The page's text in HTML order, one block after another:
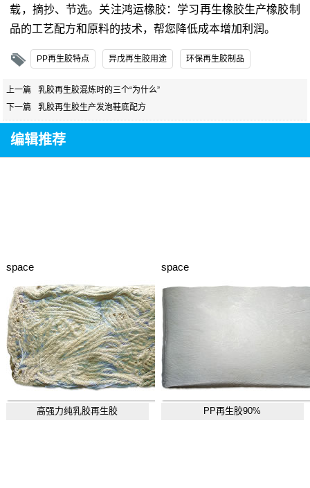
载，摘抄、节选。关注鸿运橡胶：学习再生橡胶生产橡胶制
品的工艺配方和原料的技术，帮您降低成本增加利润。
PP再生胶特点 异戊再生胶用途 环保再生胶制品
上一篇
乳胶再生胶混炼时的三个“为什么”
下一篇
乳胶再生胶生产发泡鞋底配方
编辑推荐
space
高强力纯乳胶再生胶
space
PP再生胶90%